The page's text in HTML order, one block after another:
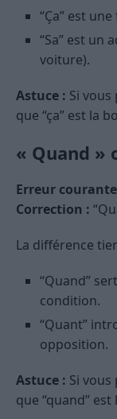
“Ça” est
“Sa” est un
voiture).
Astuce : Si vous
que “ça” est la
« Quand »
Erreur
Correction :
La différence
“Quand”
condition.
“Quant”
opposition.
Astuce : Si vous
que “quand”